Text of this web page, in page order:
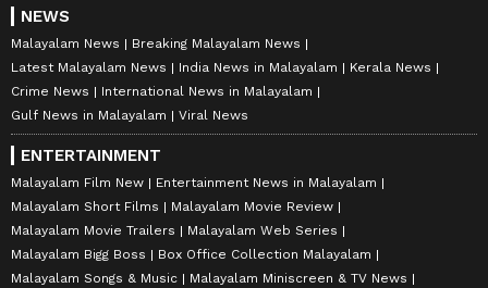
NEWS
Malayalam News
Breaking Malayalam News
Latest Malayalam News
India News in Malayalam
Kerala News
Crime News
International News in Malayalam
Gulf News in Malayalam
Viral News
ENTERTAINMENT
Malayalam Film New
Entertainment News in Malayalam
Malayalam Short Films
Malayalam Movie Review
Malayalam Movie Trailers
Malayalam Web Series
Malayalam Bigg Boss
Box Office Collection Malayalam
Malayalam Songs & Music
Malayalam Miniscreen & TV News